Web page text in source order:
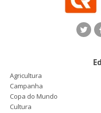
Agricultura
Campanha
Copa do Mundo
Cultura